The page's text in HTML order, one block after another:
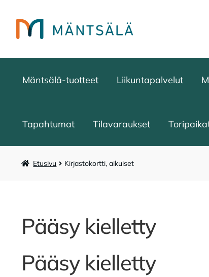
Siirry
Siirry
Mäntsälä-tuotteet Liikuntapalvelut
Tapahtumat Tilavaraukset
Etusivu Kirjastokortti, aikuiset
Pääsy kielletty
Pääsy kielletty